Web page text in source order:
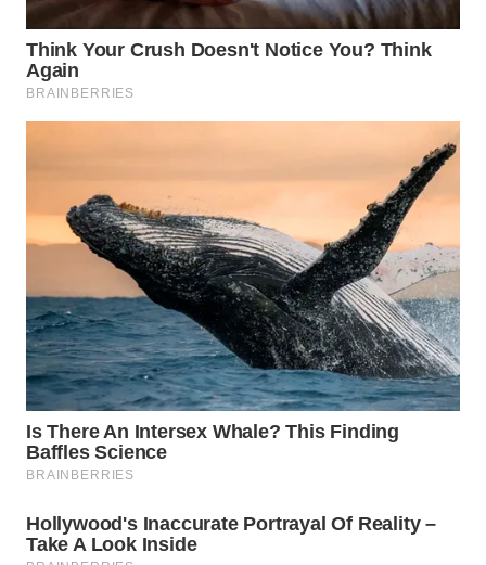
SUMEDANG
WN
CIANJUR
SERIBU
WN
BINJAI
WN
CIREBON
INDRAMAYU